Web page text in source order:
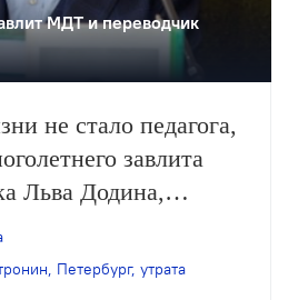
МДТ и переводчик
не стало педагога,
завлита
Льва Додина,
искусств России
О смерти
, Петербург, утрата